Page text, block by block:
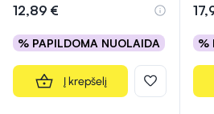
12,89 €
% PAPILDOMA NUOLAIDA
Į krepšelį
%